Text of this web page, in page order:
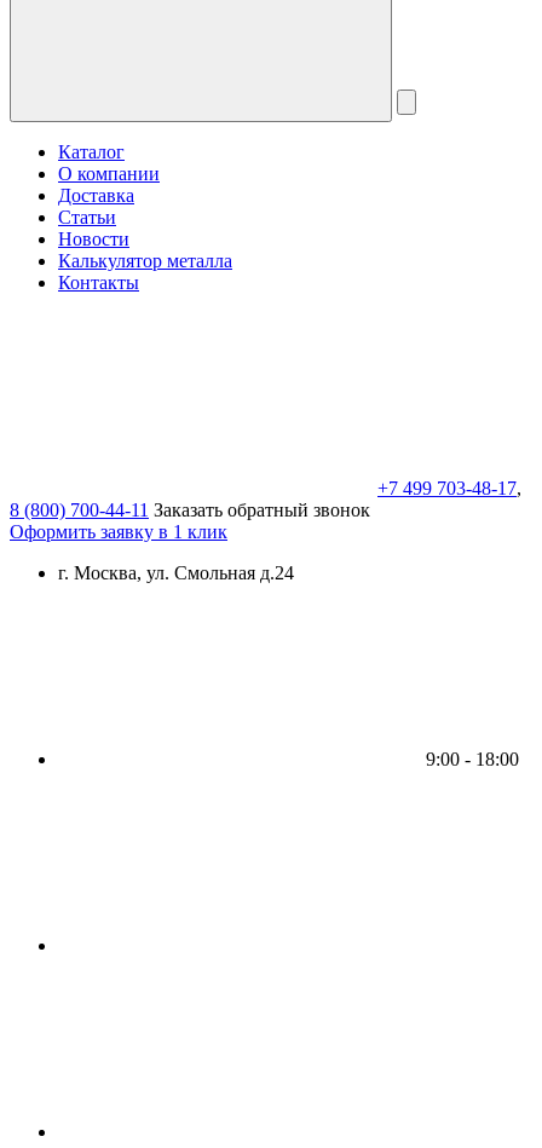
Каталог
О компании
Доставка
Статьи
Новости
Калькулятор металла
Контакты
+7 499 703-48-17,
8 (800) 700-44-11 Заказать обратный звонок
Оформить заявку в 1 клик
г. Москва, ул. Смольная д.24
9:00 - 18:00